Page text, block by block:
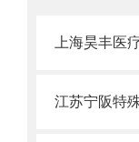
上海昊丰医
江苏宁阪特